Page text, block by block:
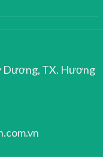
Dương, TX. Hương